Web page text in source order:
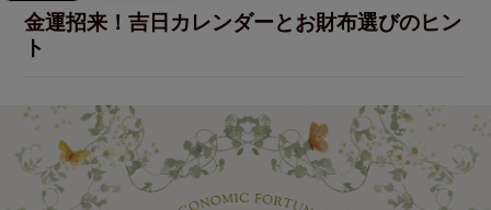
金運招来！吉日カレンダーとお財布選びのヒン
ト